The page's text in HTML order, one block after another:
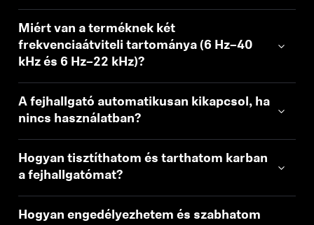
Miért van a terméknek két
frekvenciaátviteli tartománya (6 Hz–40
kHz és 6 Hz–22 kHz)?
A fejhallgató automatikusan kikapcsol, ha
nincs használatban?
Hogyan tisztíthatom és tarthatom karban
a fejhallgatómat?
Hogyan engedélyezhetem és szabhatom